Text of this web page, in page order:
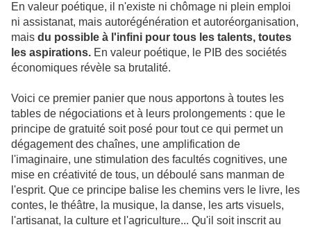
En valeur poétique, il n'existe ni chômage ni plein emploi
ni assistanat, mais autorégénération et autoréorganisation,
mais du possible à l'infini pour tous les talents, toutes
les aspirations. En valeur poétique, le PIB des sociétés
économiques révèle sa brutalité.
Voici ce premier panier que nous apportons à toutes les
tables de négociations et à leurs prolongements : que le
principe de gratuité soit posé pour tout ce qui permet un
dégagement des chaînes, une amplification de
l'imaginaire, une stimulation des facultés cognitives, une
mise en créativité de tous, un déboulé sans manman de
l'esprit. Que ce principe balise les chemins vers le livre, les
contes, le théâtre, la musique, la danse, les arts visuels,
l'artisanat, la culture et l'agriculture... Qu'il soit inscrit au